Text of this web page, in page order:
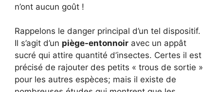
n’ont aucun goût !
Rappelons le danger principal d’un tel dispositif.
Il s’agit d’un piège-entonnoir avec un appât
sucré qui attire quantité d’insectes. Certes il est
précisé de rajouter des petits « trous de sortie »
pour les autres espèces; mais il existe de